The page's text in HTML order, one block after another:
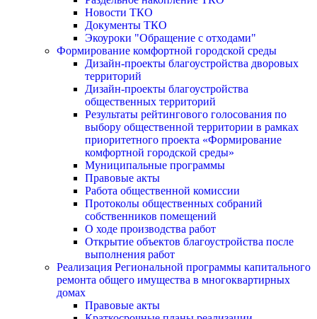
Новости ТКО
Документы ТКО
Экоуроки "Обращение с отходами"
Формирование комфортной городской среды
Дизайн-проекты благоустройства дворовых
территорий
Дизайн-проекты благоустройства
общественных территорий
Результаты рейтингового голосования по
выбору общественной территории в рамках
приоритетного проекта «Формирование
комфортной городской среды»
Муниципальные программы
Правовые акты
Работа общественной комиссии
Протоколы общественных собраний
собственников помещений
О ходе производства работ
Открытие объектов благоустройства после
выполнения работ
Реализация Региональной программы капитального
ремонта общего имущества в многоквартирных
домах
Правовые акты